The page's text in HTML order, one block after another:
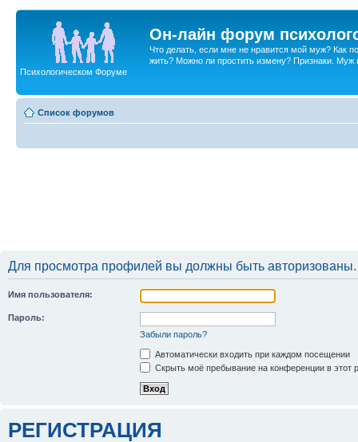
Он-лайн форум
Что делать, если мне не нравится мой муж? Как
жить? Можно ли простить измену? Признаки. Муж
Психологическом Форуме
Список форумов
Для просмотра профилей вы должны быть авторизованы.
Имя пользователя:
Пароль:
Забыли пароль?
Автоматически входить при каждом посещении
Скрыть моё пребывание на конференции в этот
РЕГИСТРАЦИЯ